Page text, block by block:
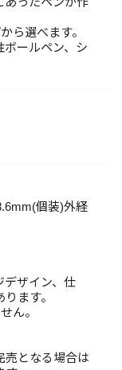
ら選べます。
ボールペン、シ
個装)外経
デザイン、仕
ます。
ん。
売となる場合は